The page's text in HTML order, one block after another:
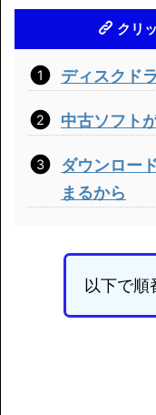
クリ
ディスクド
中古ソフト
ダウンロー
まるから
以下で順